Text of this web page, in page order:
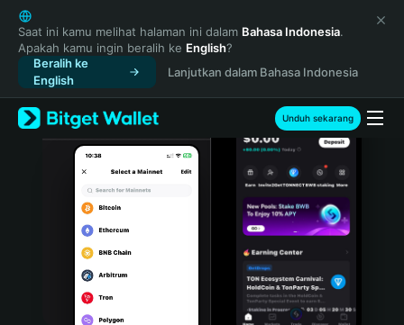
English
日本語
Tiếng Việt
Русский
Español (Latinoamérica)
Türkçe
Italiano
Português (Portugal)
Bahasa Indonesia
Saat ini kamu melihat halaman ini dalam Bahasa Indonesia.
Apakah kamu ingin beralih ke English?
Beralih ke
English
Lanjutkan dalam Bahasa Indonesia
Unduh sekarang